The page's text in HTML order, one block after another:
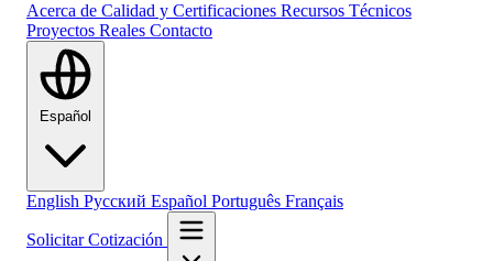
Acerca de Calidad y Certificaciones Recursos Técnicos
Proyectos Reales Contacto
English Русский Español Português Français
Solicitar Cotización